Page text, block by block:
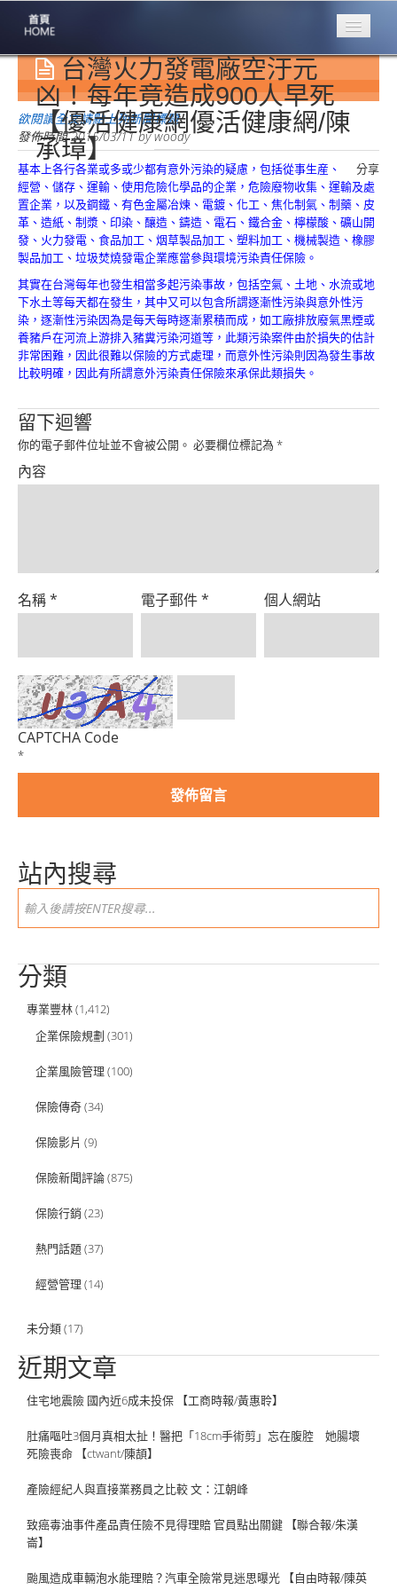
專業豐林
Professional
保險大家談
1386集
台灣商業保險
第一品牌
關於豐林
About
服務項目
Service
火災保額
估算系統
商品簡介
台灣火力發電廠空汙元
凶！每年竟造成900人早死
【優活健康網優活健康網/陳
承璋】
欲閱讀全文請點上列新聞標題
發佈時間2015/03/11bywoody
分享
基本上各行各業或多或少都有意外污染的疑慮，包括從事生産、
經營、儲存、運輸、使用危險化學品的企業，危險廢物收集、運輸及處
置企業，以及鋼鐵、有色金屬冶煉、電鍍、化工、焦化制氣、制藥、皮
革、造紙、制漿、印染、釀造、鑄造、電石、鐵合金、檸檬酸、礦山開
發、火力發電、食品加工、烟草製品加工、塑料加工、機械製造、橡膠
製品加工、垃圾焚燒發電企業應當參與環境污染責任保險。
其實在台灣每年也發生相當多起污染事故，包括空氣、土地、水流或地
下水土等每天都在發生，其中又可以包含所謂逐漸性污染與意外性污
染，逐漸性污染因為是每天每時逐漸累積而成，如工廠排放廢氣黑煙或
養豬戶在河流上游排入豬糞污染河道等，此類污染案件由於損失的估計
非常困難，因此很難以保險的方式處理，而意外性污染則因為發生事故
比較明確，因此有所謂意外污染責任保險來承保此類損失。
留下迴響
你的電子郵件位址並不會被公開。 必要欄位標記為 *
內容
名稱* 電子郵件* 個人網站
CAPTCHA Code
*
站內搜尋
分類
專業豐林(1,412)
企業保險規劃 (301)
企業風險管理 (100)
保險傳奇(34)
保險影片 (9)
保險新聞評論(875)
保險行銷 (23)
熱門話題(37)
經營管理 (14)
未分類(17)
近期文章
住宅地震險 國內近6成未投保 【工商時報/黃惠聆】
肚痛嘔吐3個月真相太扯！醫把「18cm手術剪」忘在腹腔 她腸壞
死險喪命 【ctwant/陳頡】
產險經紀人與直接業務員之比較 文：江朝峰
致癌毒油事件產品責任險不見得理賠 官員點出關鍵 【聯合報/朱漢
崙】
颱風造成車輛泡水能理賠？汽車全險常見迷思曝光 【自由時報/陳英